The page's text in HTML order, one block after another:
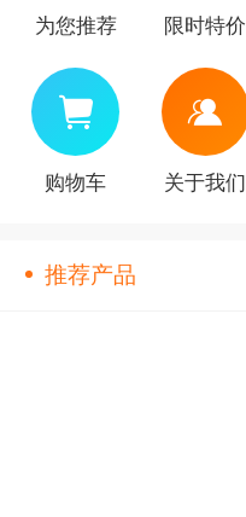
为您推荐 限时特价
购物车 关于我们
推荐产品